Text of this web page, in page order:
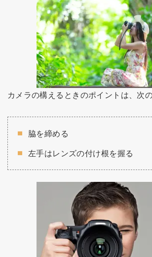
カメラの構えるときのポイントは、次の
脇を締める
左手はレンズの付け根を握る